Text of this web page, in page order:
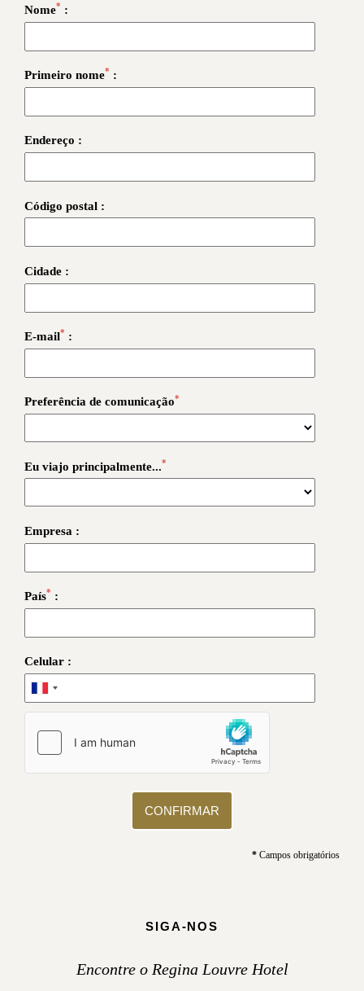
Nome* :
Primeiro nome* :
Endereço :
Código postal :
Cidade :
E-mail* :
Preferência de comunicação*
Eu viajo principalmente...*
Empresa :
País* :
Celular :
CONFIRMAR
* Campos obrigatórios
SIGA-NOS
Encontre o Regina Louvre Hotel